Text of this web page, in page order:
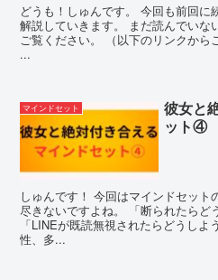
どうも！しゅんです。 今回も前回
解説していきます。 まだ読んでいな
ご覧ください。 （以下のリンクから
...
マインドセット
彼女と
ット④
しゅんです！ 今回はマインドセット
尽きないですよね。 「断られたらど
「LINEが既読無視されたらどうし
性、多...